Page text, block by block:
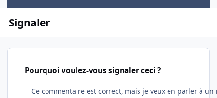
Signaler
Pourquoi voulez-vous signaler ceci ?